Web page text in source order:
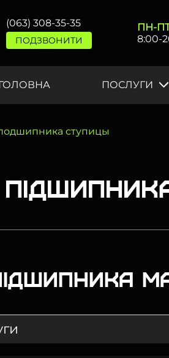
(063) 308-35-35
ПОДЗВОНИТИ
ПН-
8:00-
ПОСЛУГИ
ступицы